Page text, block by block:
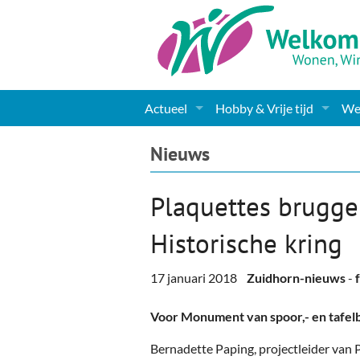
Actueel
Nieuws
Gemeente informatie
Dorpen
Woningaanbod
Columns & Redactioneel
Foto-pagina
Hobby & Vrije tijd
Kunst
Muziek
Podia & Dorpshuizen
Nieuws
Plaquettes
Historische kring
17 januari 2018 Zuidhorn-nieuws-
Voor Monument van spoor,- en
Bernadette Paping, projectleider van